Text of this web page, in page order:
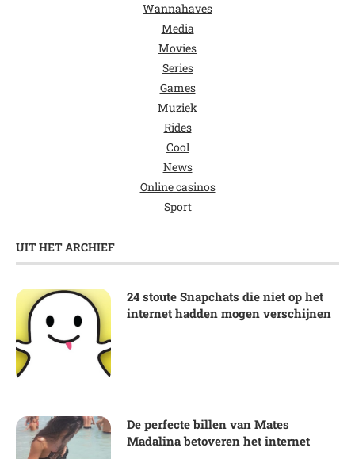
Wannahaves
Media
Movies
Series
Games
Muziek
Rides
Cool
News
Online casinos
Sport
UIT HET ARCHIEF
24 stoute Snapchats die niet op het
internet hadden mogen verschijnen
De perfecte billen van Mates
Madalina betoveren het internet